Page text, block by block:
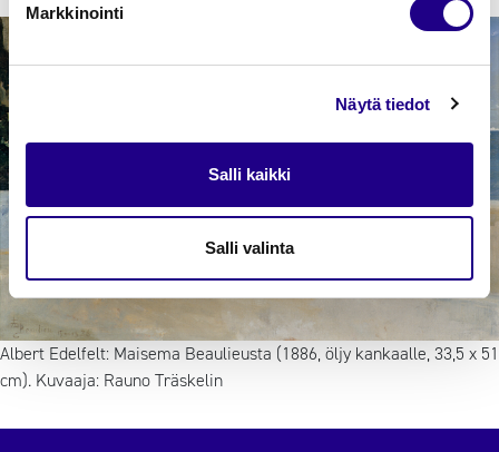
Markkinointi
Näytä tiedot
Salli kaikki
Salli valinta
Albert Edelfelt: Maisema Beaulieusta (1886, öljy kankaalle, 33,5 x 51
cm). Kuvaaja: Rauno Träskelin